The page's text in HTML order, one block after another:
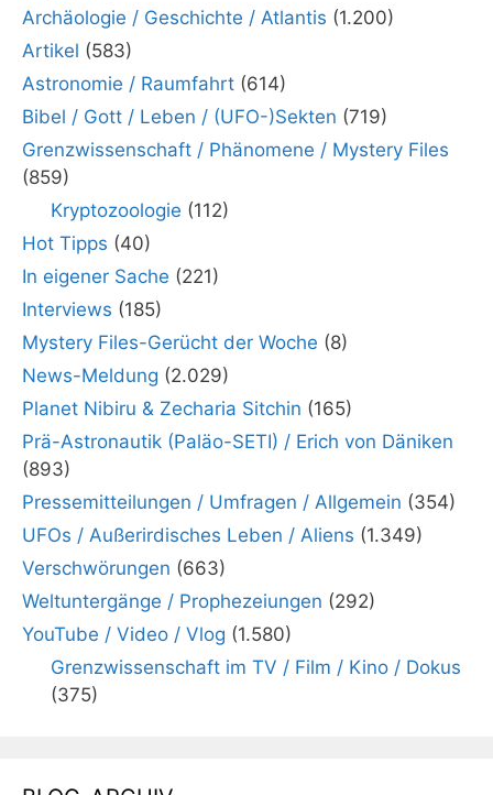
Archäologie / Geschichte / Atlantis (1.200)
Artikel (583)
Astronomie / Raumfahrt (614)
Bibel / Gott / Leben / (UFO-)Sekten (719)
Grenzwissenschaft / Phänomene / Mystery Files
(859)
Kryptozoologie (112)
Hot Tipps (40)
In eigener Sache (221)
Interviews (185)
Mystery Files-Gerücht der Woche (8)
News-Meldung (2.029)
Planet Nibiru & Zecharia Sitchin (165)
Prä-Astronautik (Paläo-SETI) / Erich von Däniken
(893)
Pressemitteilungen / Umfragen / Allgemein (354)
UFOs / Außerirdisches Leben / Aliens (1.349)
Verschwörungen (663)
Weltuntergänge / Prophezeiungen (292)
YouTube / Video / Vlog (1.580)
Grenzwissenschaft im TV / Film / Kino / Dokus
(375)